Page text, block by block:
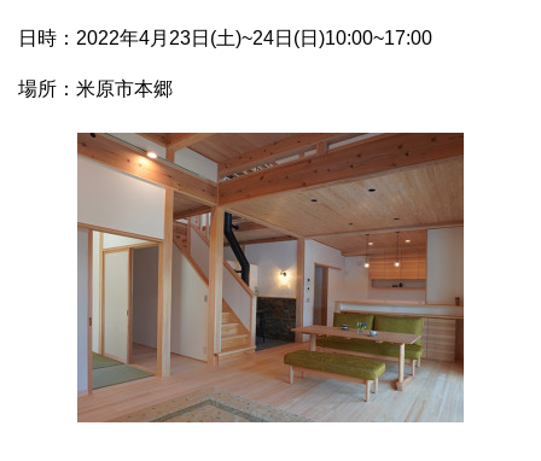
日時：2022年4月23日(土)~24日(日)10:00~17:00
場所：米原市本郷